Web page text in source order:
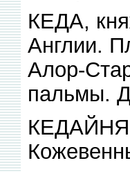
КЕДА,
Англии.
Алор-
пальмы.